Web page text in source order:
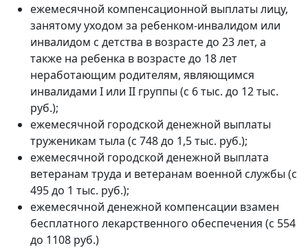
ежемесячной компенсационной выплаты лицу,
занятому уходом за ребенком-инвалидом или
инвалидом с детства в возрасте до 23 лет, а
также на ребенка в возрасте до 18 лет
неработающим родителям, являющимся
инвалидами I или II группы (с 6 тыс. до 12 тыс.
руб.);
ежемесячной городской денежной выплаты
труженикам тыла (с 748 до 1,5 тыс. руб.);
ежемесячной городской денежной выплата
ветеранам труда и ветеранам военной службы (с
495 до 1 тыс. руб.);
ежемесячной денежной компенсации взамен
бесплатного лекарственного обеспечения (с 554
до 1108 руб.)